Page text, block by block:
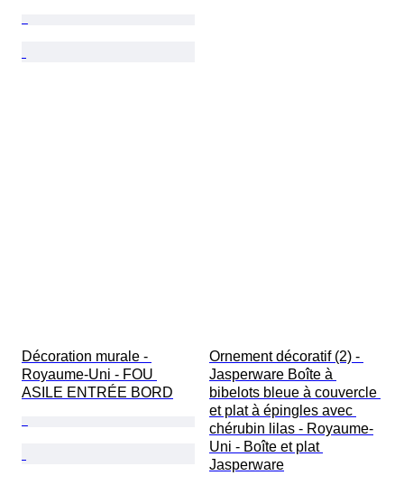
Décoration murale -
Royaume-Uni - FOU
ASILE ENTRÉE BORD
Ornement décoratif (2) -
Jasperware Boîte à
bibelots bleue à couvercle
et plat à épingles avec
chérubin lilas - Royaume-
Uni - Boîte et plat
Jasperware